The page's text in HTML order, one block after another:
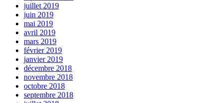
juillet 2019
juin 2019
mai 2019
avril 2019
mars 2019
février 2019
janvier 2019
décembre 2018
novembre 2018
octobre 2018
septembre 2018